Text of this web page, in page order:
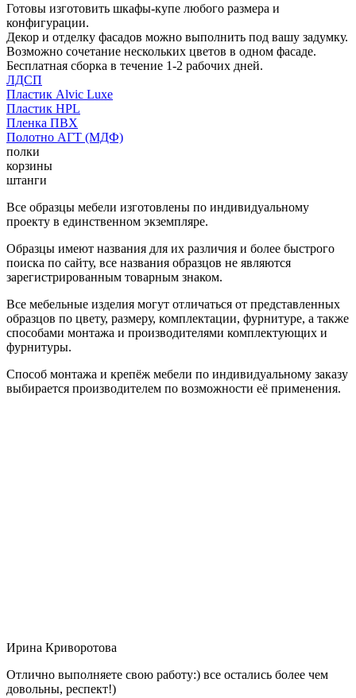
Готовы изготовить шкафы-купе любого размера и
конфигурации.
Декор и отделку фасадов можно выполнить под вашу задумку.
Возможно сочетание нескольких цветов в одном фасаде.
Бесплатная сборка в течение 1-2 рабочих дней.
ЛДСП
Пластик Alvic Luxe
Пластик HPL
Пленка ПВХ
Полотно АГТ (МДФ)
полки
корзины
штанги
Все образцы мебели изготовлены по индивидуальному
проекту в единственном экземпляре.
Образцы имеют названия для их различия и более быстрого
поиска по сайту, все названия образцов не являются
зарегистрированным товарным знаком.
Все мебельные изделия могут отличаться от представленных
образцов по цвету, размеру, комплектации, фурнитуре, а также
способами монтажа и производителями комплектующих и
фурнитуры.
Способ монтажа и крепёж мебели по индивидуальному заказу
выбирается производителем по возможности её применения.
Ирина Криворотова
Отлично выполняете свою работу:) все остались более чем
довольны, респект!)